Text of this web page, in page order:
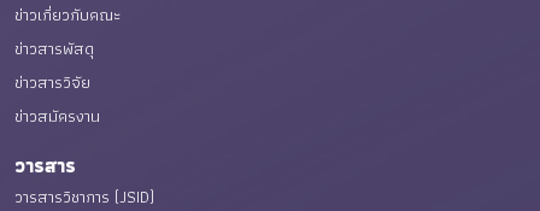
ข่าวเกี่ยวกับคณะ
ข่าวสารพัสดุ
ข่าวสารวิจัย
ข่าวสมัครงาน
วารสาร
วารสารวิชาการ (JSID)